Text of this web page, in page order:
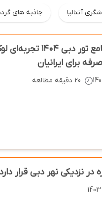
آنتالیا جاذبه های
راهنمای جامع تور دبی
برای ایرانیان
20 دقیقه مطالعه
در نزدیکی نهر دبی قرار دارد